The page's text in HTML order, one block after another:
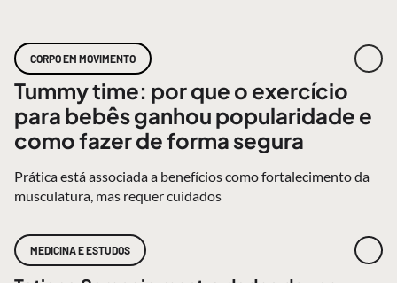
CORPO EM MOVIMENTO
Tummy time: por que o exercício
para bebês ganhou popularidade e
como fazer de forma segura
Prática está associada a benefícios como fortalecimento da
musculatura, mas requer cuidados
MEDICINA E ESTUDOS